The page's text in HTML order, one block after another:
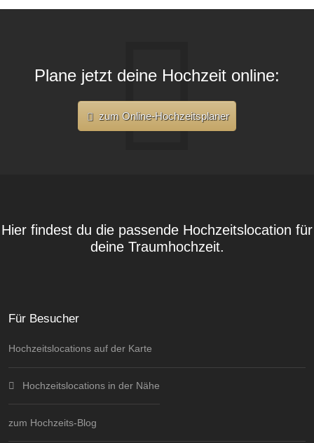
Plane jetzt deine Hochzeit online:
zum Online-Hochzeitsplaner
Hier findest du die passende Hochzeitslocation für
deine Traumhochzeit.
Für Besucher
Hochzeitslocations auf der Karte
Hochzeitslocations in der Nähe
zum Hochzeits-Blog